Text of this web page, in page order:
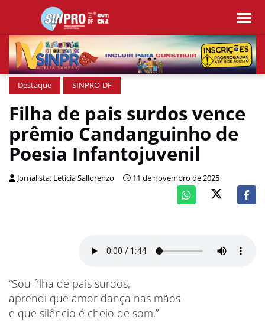
Destaque SINPRO-DF
Filha de pais surdos vence
prêmio Candanguinho de
Poesia Infantojuvenil
Jornalista: Letícia Sallorenzo 11 de novembro de 2025
“Sou filha de pais surdos,
aprendi que amor dança nas mãos
e que silêncio é cheio de som.”